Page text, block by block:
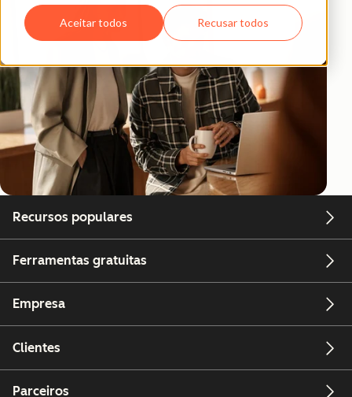
Aceitar todos Recusar todos
Recursos populares
Ferramentas gratuitas
Empresa
Clientes
Parceiros